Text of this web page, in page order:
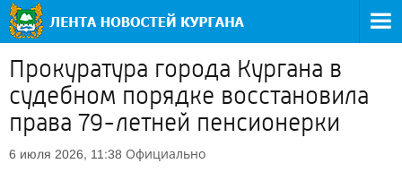
Прокуратура города Кургана в
судебном порядке восстановила
права 79-летней пенсионерки
6 июля 2026, 11:38 Официально